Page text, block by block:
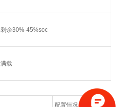
剩余30%-45%soc
满载
配置情况